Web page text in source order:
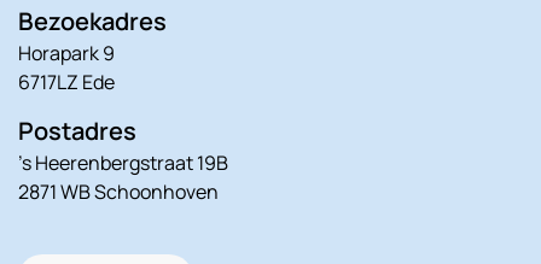
Bezoekadres
Horapark 9
6717LZ Ede
Postadres
’s Heerenbergstraat 19B
2871 WB Schoonhoven